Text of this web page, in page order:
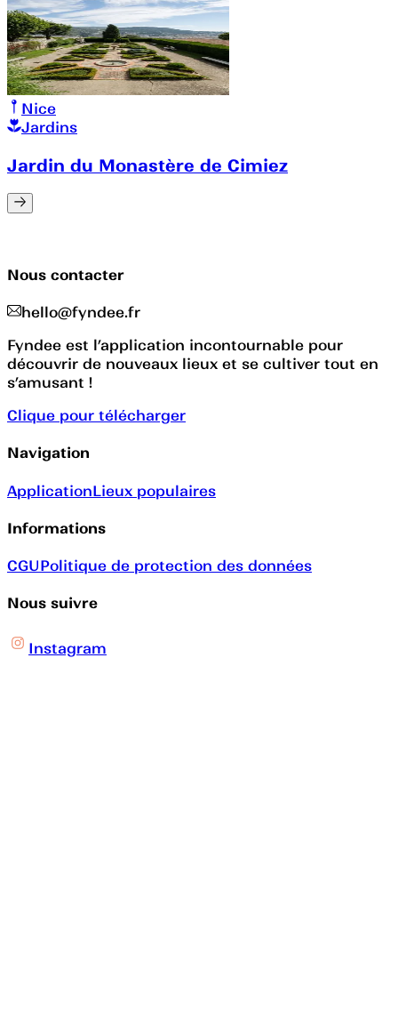
Nice
Jardins
Jardin du Monastère de Cimiez
Nous contacter
hello@fyndee.fr
Fyndee est l’application incontournable pour
découvrir de nouveaux lieux et se cultiver tout en
s’amusant !
Clique pour télécharger
Navigation
ApplicationLieux populaires
Informations
CGUPolitique de protection des données
Nous suivre
Instagram